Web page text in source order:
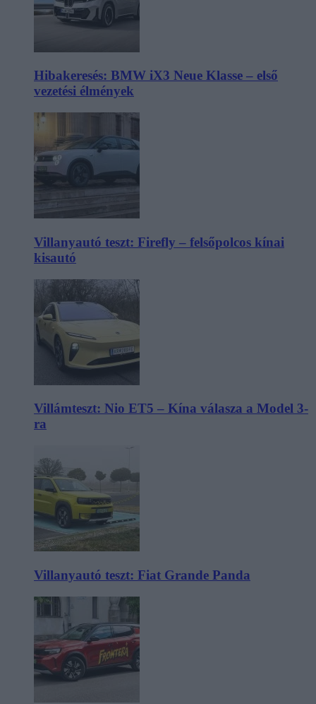
Hibakeresés: BMW iX3 Neue Klasse – első
vezetési élmények
Villanyautó teszt: Firefly – felsőpolcos kínai
kisautó
Villámteszt: Nio ET5 – Kína válasza a Model 3-
ra
Villanyautó teszt: Fiat Grande Panda